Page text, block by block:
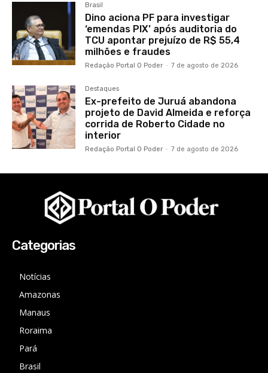
Brasil
Dino aciona PF para investigar
‘emendas PIX’ após auditoria do
TCU apontar prejuízo de R$ 55,4
milhões e fraudes
Redação Portal O Poder - 7 de agosto de 2026
Destaques
Ex-prefeito de Juruá abandona
projeto de David Almeida e reforça
corrida de Roberto Cidade no
interior
Redação Portal O Poder - 7 de agosto de 2026
Categorias
Notícias
Amazonas
Manaus
Roraima
Pará
Brasil